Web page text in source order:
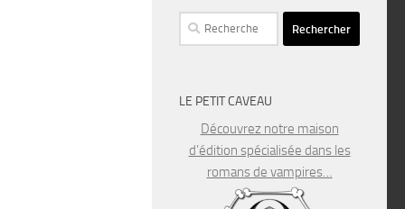
Rechercher :
LE PETIT CAVEAU
Découvrez notre maison
d’édition spécialisée dans les
romans de vampires…